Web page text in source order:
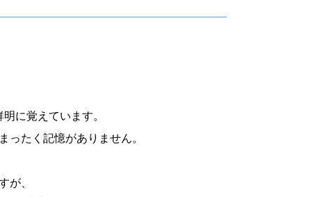
に覚えています。
ったく記憶がありません。
が、